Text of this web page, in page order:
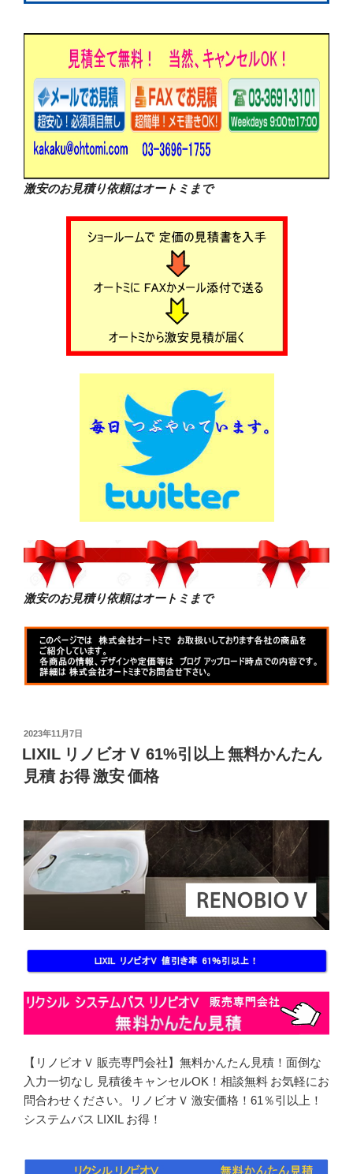
激安のお見積り依頼はオートミまで
激安のお見積り依頼はオートミまで
投
稿
日:
2023年11月7日
LIXIL リノビオＶ 61%引以上 無料かんたん
見積 お得 激安 価格
【リノビオＶ 販売専門会社】無料かんたん見積！面倒な
入力一切なし 見積後キャンセルOK！相談無料 お気軽にお
問合わせください。リノビオＶ 激安価格！61％引以上！
システムバス LIXIL お得！